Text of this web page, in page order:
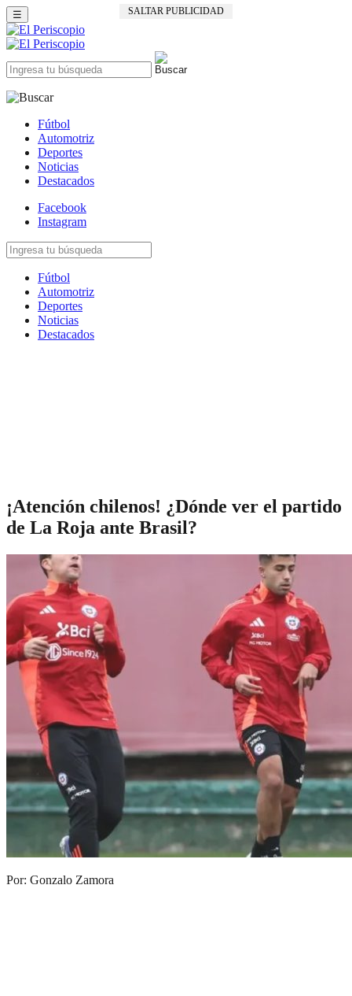
SALTAR PUBLICIDAD
☰
Fútbol
Automotriz
Deportes
Noticias
Destacados
Facebook
Instagram
Fútbol
Automotriz
Deportes
Noticias
Destacados
¡Atención chilenos! ¿Dónde ver el partido
de La Roja ante Brasil?
Por: Gonzalo Zamora